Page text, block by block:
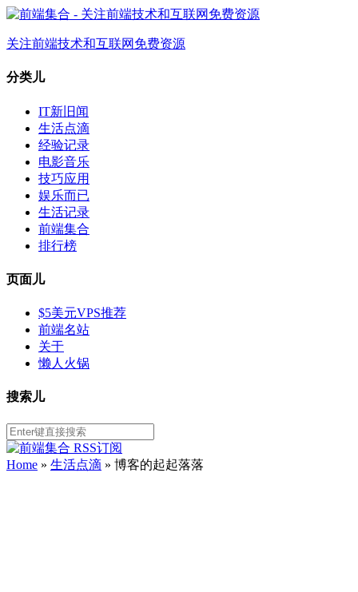
关注前端技术和互联网免费资源
分类儿
IT新旧闻
生活点滴
经验记录
电影音乐
技巧应用
娱乐而已
生活记录
前端集合
排行榜
页面儿
$5美元VPS推荐
前端名站
关于
懒人火锅
搜索儿
Home » 生活点滴 » 博客的起起落落